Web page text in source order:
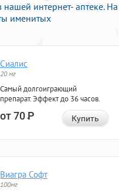
интернет- аптеке. На
именитых
Сиалис
20 мг
Самый долгоиграющий
препарат. Эффект до 36 часов.
от 70Р Купить
Виагра Софт
100мг